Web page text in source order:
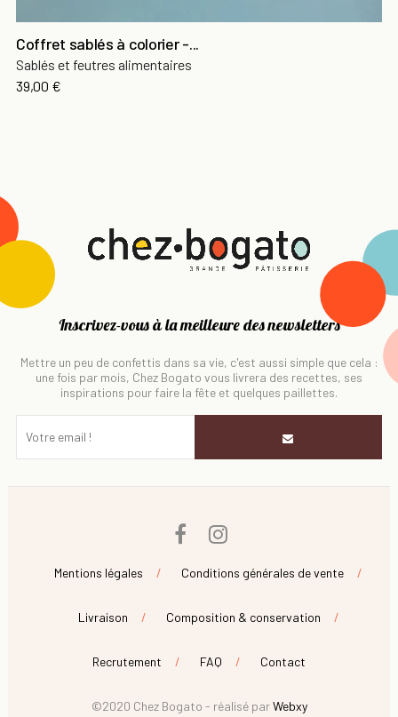
Coffret sablés à colorier -...
Sablés et feutres alimentaires
39,00 €
Inscrivez-vous à la meilleure des newsletters
Mettre un peu de confettis dans sa vie, c'est aussi simple que cela :
une fois par mois, Chez Bogato vous livrera des recettes, ses
inspirations pour faire la fête et quelques paillettes.
Facebook
Mentions légales Conditions générales de vente
Livraison Composition & conservation
Recrutement FAQ Contact
©2020 Chez Bogato - réalisé parWebxy